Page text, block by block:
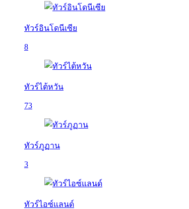
ทัวร์อินโดนีเซีย
8
ทัวร์ไต้หวัน
73
ทัวร์ภูฏาน
3
ทัวร์ไอซ์แลนด์